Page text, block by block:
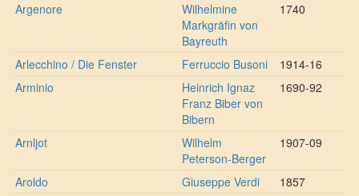
Argenore
Wilhelmine
Markgräfin von
Bayreuth
1740
Arlecchino / Die Fenster Ferruccio Busoni
1914-16
Arminio
Heinrich Ignaz
Franz Biber von
Bibern
1690-92
Arnljot
Wilhelm
Peterson-Berger
1907-09
Aroldo Giuseppe Verdi
1857